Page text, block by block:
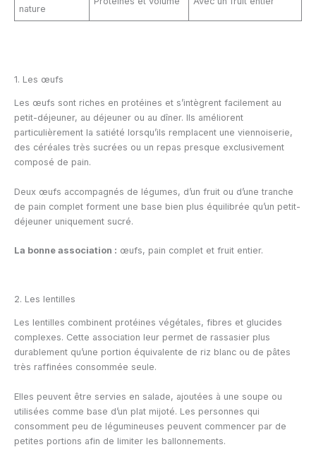
nature
1. Les œufs
Les œufs sont riches en protéines et s’intègrent facilement au
petit-déjeuner, au déjeuner ou au dîner. Ils améliorent
particulièrement la satiété lorsqu’ils remplacent une viennoiserie,
des céréales très sucrées ou un repas presque exclusivement
composé de pain.
Deux œufs accompagnés de légumes, d’un fruit ou d’une tranche
de pain complet forment une base bien plus équilibrée qu’un petit-
déjeuner uniquement sucré.
La bonne association : œufs, pain complet et fruit entier.
2. Les lentilles
Les lentilles combinent protéines végétales, fibres et glucides
complexes. Cette association leur permet de rassasier plus
durablement qu’une portion équivalente de riz blanc ou de pâtes
très raffinées consommée seule.
Elles peuvent être servies en salade, ajoutées à une soupe ou
utilisées comme base d’un plat mijoté. Les personnes qui
consomment peu de légumineuses peuvent commencer par de
petites portions afin de limiter les ballonnements.